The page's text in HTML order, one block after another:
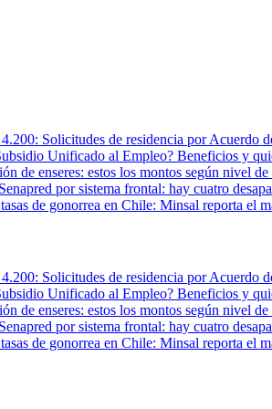
Solicitudes de residencia por
Unificado al Empleo? Beneficios y
de enseres: estos los montos según nivel de
por sistema frontal: hay cuatro
de gonorrea en Chile: Minsal reporta el
Solicitudes de residencia por
Unificado al Empleo? Beneficios y
de enseres: estos los montos según nivel de
por sistema frontal: hay cuatro
de gonorrea en Chile: Minsal reporta el